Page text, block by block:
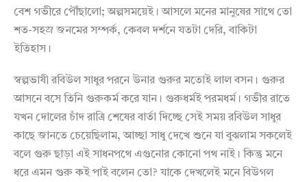
বেশ গভীরে পৌঁছালো; অল্পসময়েই। আসলে মনের মানুষের সাথে তো
শত-সহস্র জনমের সম্পর্ক, কেবল দর্শনে যতটা দেরি, বাকিটা
ইতিহাস।
স্বল্পভাষী রবিউল সাধুর পরনে উনার গুরুর মতোই লাল বসন। গুরুর
আসনে বসে তিনি গুরুকর্ম করে যান। গুরুধর্মই পরমধর্ম। গভীর রাতে
যখন দোলের চাঁদ রাত্রি শেষের বার্তা দিচ্ছে সেই সময় রবিউল সাধুর
কাছে জানতে চেয়েছিলাম, আচ্ছা সাধু দেখে শুনে যা বুঝলাম সকলেই
বলে গুরু ছাড়া এই সাধনপথে এগুনোর কোনো পথ নাই। কিন্তু মনে
ধরে এমন গুরু কই পাই বলেন তো? যাকে দেখলেই মনে বিউগল